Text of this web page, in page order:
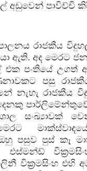
අඩුවෙන් පාවිච්චි
රාජකීය
ඇති. අද මෙරට
එක පංතියේ උගත්
පසු
නැහැ රාජකීය
පාර්ලිමේන්තුවේ
සංඛ්‍යාවක්
පසුව පුස් කෑ
එස්මන්ඩ්
වික්‍රමසිංහ එහි